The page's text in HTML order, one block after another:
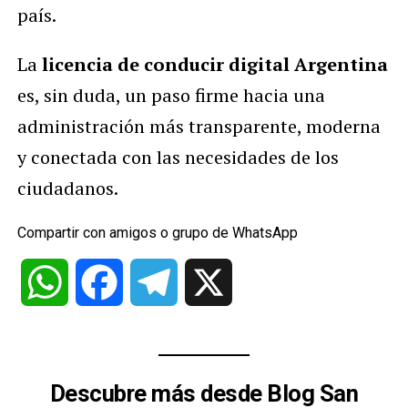
país.
Lalicencia de conducir digital Argentina
es, sin duda, un paso firme hacia una
administración más transparente, moderna
y conectada con las necesidades de los
ciudadanos.
Compartir con amigos o grupo de WhatsApp
WhatsApp Facebook Telegram
Descubre más desde Blog San